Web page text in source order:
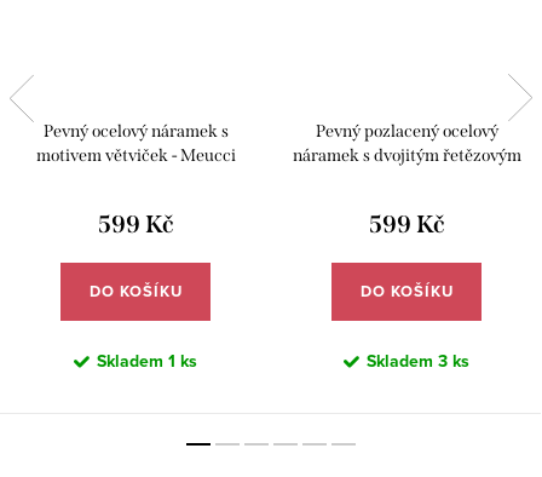
Pevný ocelový náramek s
motivem větviček - Meucci
599 Kč
DO KOŠÍKU
Skladem 1 ks
Pevný pozlacený ocelový
náramek s dvojitým řetězovým
599 Kč
DO KOŠÍKU
Skladem 3 ks